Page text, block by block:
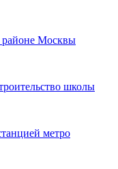
районе Москвы
школы
метро